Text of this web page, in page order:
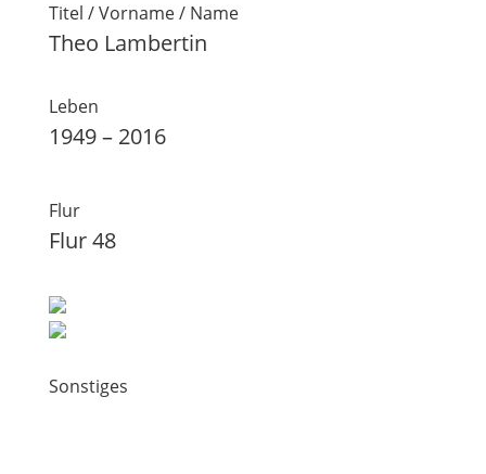
Titel / Vorname / Name
Theo Lambertin
Leben
1949 – 2016
Flur
Flur 48
Sonstiges